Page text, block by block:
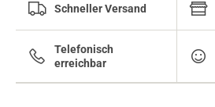
Schneller Versand
Telefonisch
erreichbar